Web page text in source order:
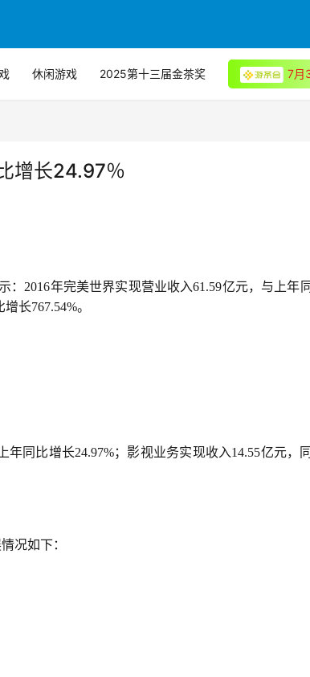
休闲游戏 2025第十三届金茶奖 7月
增长24.97％
：2016年完美世界实现营业收入61.59亿元，与上年
长767.54%。
同比增长24.97%；影视业务实现收入14.55亿元，
况如下：